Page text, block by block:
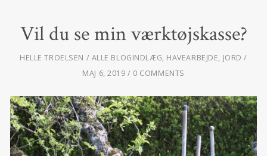
Vil du se min værktøjskasse?
HELLE TROELSEN ALLE BLOGINDLÆG, HAVEARBEJDE, JORD
MAJ 6, 2019
0 COMMENTS